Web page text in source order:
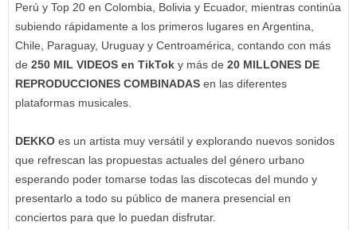
Perú y Top 20 en Colombia, Bolivia y Ecuador, mientras continúa
subiendo rápidamente a los primeros lugares en Argentina,
Chile, Paraguay, Uruguay y Centroamérica, contando con más
de 250 MIL VIDEOS en TikTok y más de 20 MILLONES DE
REPRODUCCIONES COMBINADAS en las diferentes
plataformas musicales.
DEKKO es un artista muy versátil y explorando nuevos sonidos
que refrescan las propuestas actuales del género urbano
esperando poder tomarse todas las discotecas del mundo y
presentarlo a todo su público de manera presencial en
conciertos para que lo puedan disfrutar.